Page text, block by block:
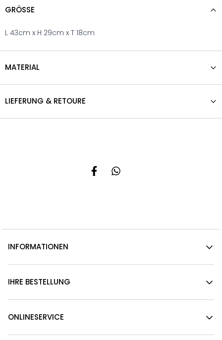
GRÖSSE
L 43cm x H 29cm x T 18cm
MATERIAL
LIEFERUNG & RETOURE
INFORMATIONEN
IHRE BESTELLUNG
ONLINESERVICE